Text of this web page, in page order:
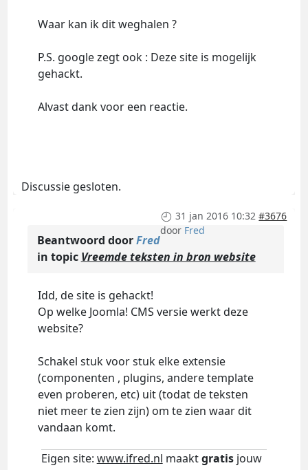
Waar kan ik dit weghalen ?
P.S. google zegt ook : Deze site is mogelijk
gehackt.
Alvast dank voor een reactie.
Discussie gesloten.
31 jan 2016 10:32 #3676
door Fred
Beantwoord doorFred
in topic Vreemde teksten in bron website
Idd, de site is gehackt!
Op welke Joomla! CMS versie werkt deze
website?
Schakel stuk voor stuk elke extensie
(componenten , plugins, andere template
even proberen, etc) uit (todat de teksten
niet meer te zien zijn) om te zien waar dit
vandaan komt.
Eigen site: www.ifred.nl maaktgratisjouw